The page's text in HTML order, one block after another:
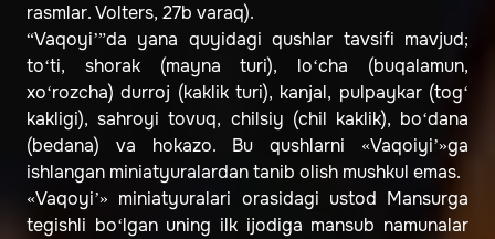
rasmlar. Volters, 27b varaq).
“Vaqoyi’”da yana quyidagi qushlar tavsifi mavjud;
to‘ti, shorak (mayna turi), lo‘cha (buqalamun,
xo‘rozcha) durroj (kaklik turi), kanjal, pulpaykar (tog‘
kakligi), sahroyi tovuq, chilsiy (chil kaklik), bo‘dana
(bedana) va hokazo. Bu qushlarni «Vaqoiyi’»ga
ishlangan miniatyuralardan tanib olish mushkul emas.
«Vaqoyi’» miniatyuralari orasidagi ustod Mansurga
tegishli bo‘lgan uning ilk ijodiga mansub namunalar